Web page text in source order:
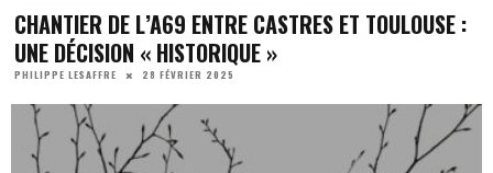
CHANTIER DE L’A69 ENTRE CASTRES ET TOULOUSE :
UNE DÉCISION « HISTORIQUE »
PHILIPPE LESAFFRE 28 FÉVRIER 2025